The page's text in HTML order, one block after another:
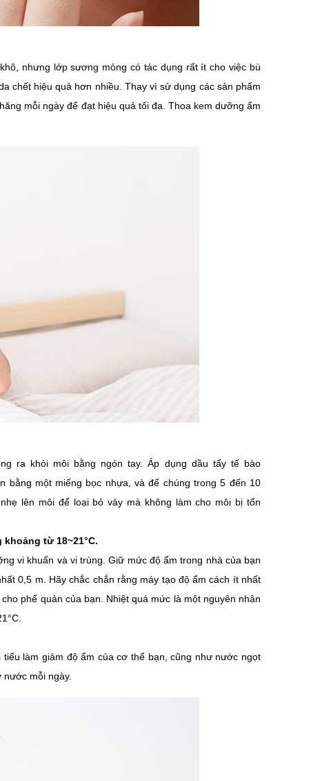
nhưng lớp sương mỏng có tác dụng rất ít cho việc bù
chết hiệu quả hơn nhiều. Thay vì sử dụng các sản phẩm
mỗi ngày để đạt hiệu quả tối đa. Thoa kem dưỡng ẩm
ra khỏi môi bằng ngón tay. Áp dụng dầu tẩy tế bào
bằng một miếng bọc nhựa, và để chúng trong 5 đến 10
lên môi để loại bỏ vảy mà không làm cho môi bị tổn
từ 18~21°C.
vi khuẩn và vi trùng. Giữ mức độ ẩm trong nhà của bạn
0,5 m. Hãy chắc chắn rằng máy tạo độ ẩm cách ít nhất
phế quản của bạn. Nhiệt quá mức là một nguyên nhân
làm giảm độ ẩm của cơ thể bạn, cũng như nước ngọt
mỗi ngày.